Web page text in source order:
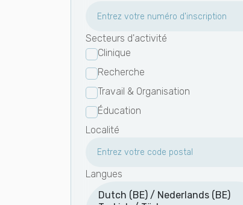
Secteurs d'activité
Clinique
Recherche
Travail & Organisation
Éducation
Localité
Langues